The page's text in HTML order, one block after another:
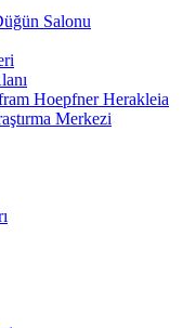
Salonu
Hoepfner Herakleia
Merkezi